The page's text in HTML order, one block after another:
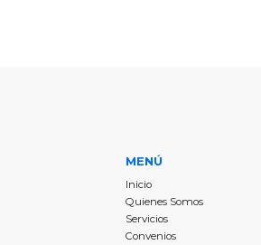
MENÚ
Inicio
Quienes Somos
‍Servicios
‍Convenios